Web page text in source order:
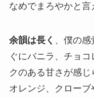
なめでまろやかと言
余韻は長く 、僕の
ぐにバニラ、チョ
クのある甘さが感
オレンジ、クロー